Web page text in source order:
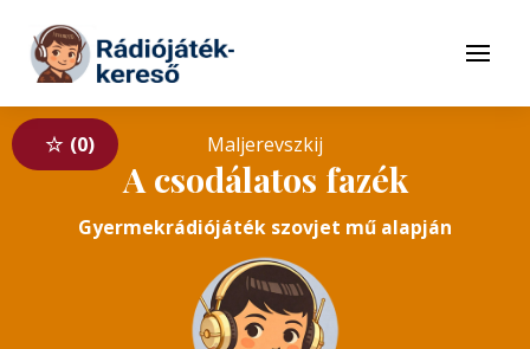
Tovább a tartalomhoz
Menü
0 Maljerevszkij
A csodálatos fazék
Gyermekrádiójáték szovjet mű alapján